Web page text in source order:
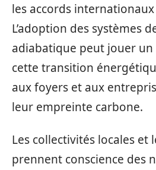
les accords
L’adoption des systèmes
adiabatique peut jouer
cette transition
aux foyers et aux
leur empreinte carbone.
Les collectivités locales et
prennent conscience des